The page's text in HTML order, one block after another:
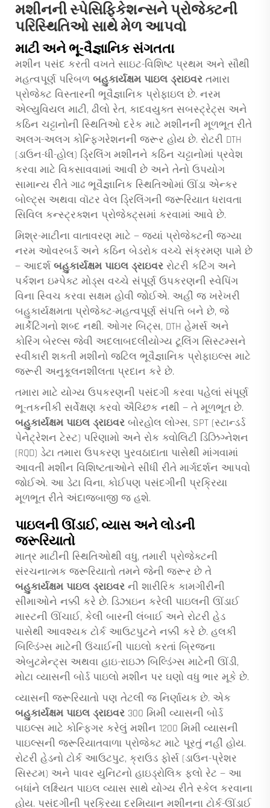
મશીનની સ્પેસિફિકેશન્સને પ્રોજેક્ટની
પરિસ્થિતિઓ સાથે મેળ આપવો
માટી અને ભૂ-વૈજ્ઞાનિક સંગતતા
મશીન પસંદ કરતી વખતે સાઇટ-વિશિષ્ટ પ્રથમ અને સૌથી
મહત્વપૂર્ણ પરિબળ બહુકાર્યક્ષમ પાઇલ ડ્રાઇવર તમારા
પ્રોજેક્ટ વિસ્તારની ભૂવૈજ્ઞાનિક પ્રોફાઇલ છે. નરમ
એલ્યુવિયલ માટી, ઢીલો રેત, કાદવયુક્ત સબસ્ટ્રેટ્સ અને
કઠિન ચટ્ટાનોની સ્થિતિઓ દરેક માટે મશીનની મૂળભૂત રીતે
અલગ-અલગ કોન્ફિગરેશનની જરૂર હોય છે. રોટરી DTH
(ડાઉન-ધી-હોલ) ડ્રિલિંગ મશીનને કઠિન ચટ્ટાનોમાં પ્રવેશ
કરવા માટે વિકસાવવામાં આવી છે અને તેનો ઉપયોગ
સામાન્ય રીતે ગાઢ ભૂવૈજ્ઞાનિક સ્થિતિઓમાં ઊંડા એન્કર
બોલ્ટ્સ અથવા વૉટર વેલ ડ્રિલિંગની જરૂરિયાત ધરાવતા
સિવિલ કન્સ્ટ્રક્શન પ્રોજેક્ટ્સમાં કરવામાં આવે છે.
મિશ્ર-માટીના વાતાવરણ માટે — જ્યાં પ્રોજેક્ટની જગ્યા
નરમ ઓવરબર્ડ અને કઠિન બેડરોક વચ્ચે સંક્રમણ પામે છે
— આદર્શબહુકાર્યક્ષમ પાઇલ ડ્રાઇવર રોટરી કટિંગ અને
પર્કશન ઇમ્પેક્ટ મોડ્સ વચ્ચે સંપૂર્ણ ઉપકરણની સ્વેપિંગ
વિના સ્વિચ કરવા સક્ષમ હોવી જોઈએ. અહીં જ ખરેખરી
બહુકાર્યક્ષમતા પ્રોજેક્ટ-મહત્વપૂર્ણ સંપત્તિ બને છે, જે
માર્કેટિંગનો શબ્દ નથી. ઓગર બિટ્સ, DTH હેમર્સ અને
કોરિંગ બેરલ્સ જેવી અદલાબદલીયોગ્ય ટૂલિંગ સિસ્ટમ્સને
સ્વીકારી શકતી મશીનો જટિલ ભૂવૈજ્ઞાનિક પ્રોફાઇલ્સ માટે
જરૂરી અનુકૂલનશીલતા પ્રદાન કરે છે.
તમારા માટે યોગ્ય ઉપકરણની પસંદગી કરવા પહેલાં સંપૂર્ણ
ભૂ-તકનીકી સર્વેક્ષણ કરવો ઐચ્છિક નથી — તે મૂળભૂત છે.
બહુકાર્યક્ષમ પાઇલ ડ્રાઇવર બોરહોલ લોગ્સ, SPT (સ્ટાન્ડર્ડ
પેનેટ્રેશન ટેસ્ટ) પરિણામો અને રોક ક્વોલિટી ડિઝિગ્નેશન
(RQD) ડેટા તમારા ઉપકરણ પુરવઠાદાતા પાસેથી માંગવામાં
આવતી મશીન વિશિષ્ટતાઓને સીધી રીતે માર્ગદર્શન આપવો
જોઈએ. આ ડેટા વિના, કોઈપણ પસંદગીની પ્રક્રિયા
મૂળભૂત રીતે અંદાજબાજી જ હશે.
પાઇલની ઊંડાઈ, વ્યાસ અને લોડની
જરૂરિયાતો
માત્ર માટીની સ્થિતિઓથી વધુ, તમારી પ્રોજેક્ટની
સંરચનાત્મક જરૂરિયાતો તમને જેની જરૂર છે તે
બહુકાર્યક્ષમ પાઇલ ડ્રાઇવર ની શારીરિક કામગીરીની
સીમાઓને નક્કી કરે છે. ડિઝાઇન કરેલી પાઇલની ઊંડાઈ
માસ્ટની ઊંચાઈ, કેલી બારની લંબાઈ અને રોટરી હેડ
પાસેથી આવશ્યક ટોર્ક આઉટપુટને નક્કી કરે છે. હલકી
બિલ્ડિંગ્સ માટેની ઉંચાઈની પાઇલો કરતાં બ્રિજના
એબુટમેન્ટ્સ અથવા હાઇ-રાઇઝ બિલ્ડિંગ્સ માટેની ઊંડી,
મોટા વ્યાસની બોર્ડ પાઇલો મશીન પર ઘણો વધુ ભાર મૂકે છે.
વ્યાસની જરૂરિયાતો પણ તેટલી જ નિર્ણાયક છે. એક
બહુકાર્યક્ષમ પાઇલ ડ્રાઇવર 300 મિમી વ્યાસની બોર્ડ
પાઇલ્સ માટે કોન્ફિગર કરેલું મશીન 1200 મિમી વ્યાસની
પાઇલ્સની જરૂરિયાતવાળા પ્રોજેક્ટ માટે પૂરતું નહીં હોય.
રોટરી હેડનો ટોર્ક આઉટપુટ, ક્રાઉડ ફોર્સ (ડાઉન-પ્રેશર
સિસ્ટમ) અને પાવર યુનિટનો હાઇડ્રોલિક ફ્લો રેટ — આ
બધાંને લક્ષ્યિત પાઇલ વ્યાસ સાથે યોગ્ય રીતે સ્કેલ કરવાના
હોય. પસંદગીની પ્રક્રિયા દરમિયાન મશીનના ટોર્ક-ઊંડાઈ